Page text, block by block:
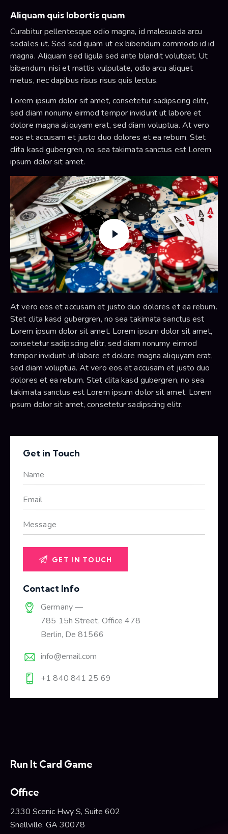
Aliquam quis lobortis quam
Curabitur pellentesque odio magna, id malesuada arcu
sodales ut. Sed sed quam ut ex bibendum commodo id id
magna. Aliquam sed ligula sed ante blandit volutpat. Ut
bibendum, nisi et mattis vulputate, odio arcu aliquet
metus, nec dapibus risus risus quis lectus.
Lorem ipsum dolor sit amet, consetetur sadipscing elitr,
sed diam nonumy eirmod tempor invidunt ut labore et
dolore magna aliquyam erat, sed diam voluptua. At vero
eos et accusam et justo duo dolores et ea rebum. Stet
clita kasd gubergren, no sea takimata sanctus est Lorem
ipsum dolor sit amet.
At vero eos et accusam et justo duo dolores et ea rebum.
Stet clita kasd gubergren, no sea takimata sanctus est
Lorem ipsum dolor sit amet. Lorem ipsum dolor sit amet,
consetetur sadipscing elitr, sed diam nonumy eirmod
tempor invidunt ut labore et dolore magna aliquyam erat,
sed diam voluptua. At vero eos et accusam et justo duo
dolores et ea rebum. Stet clita kasd gubergren, no sea
takimata sanctus est Lorem ipsum dolor sit amet. Lorem
ipsum dolor sit amet, consetetur sadipscing elitr.
Get in Touch
Contact Info
Germany —
785 15h Street, Office 478
Berlin, De 81566
info@email.com
+1 840 841 25 69
Run It Card Game
Office
2330 Scenic Hwy S, Suite 602
Snellville, GA 30078